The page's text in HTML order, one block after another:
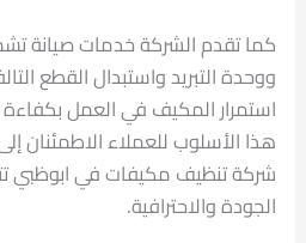
كما تقدم الشركة خدمات صيانة
ووحدة التبريد واستبدال القطع
استمرار المكيف في العمل بكفاءة
هذا الأسلوب للعملاء
شركة تنظيف مكيفات في ابوظبي
الجودة والاحترافية.